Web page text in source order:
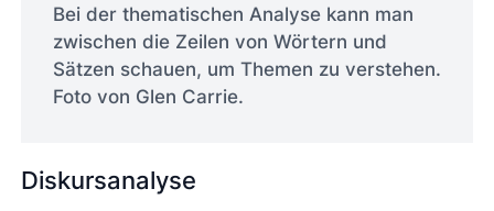
Bei der thematischen Analyse kann man
zwischen die Zeilen von Wörtern und
Sätzen schauen, um Themen zu verstehen.
Foto von Glen Carrie.
Diskursanalyse